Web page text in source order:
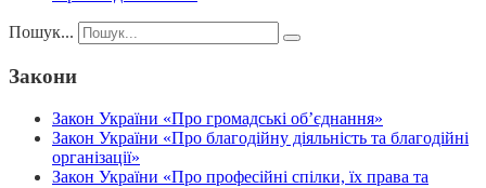
Пошук...
Закони
Закон України «Про громадські об’єднання»
Закон України «Про благодійну діяльність та благодійні
організації»
Закон України «Про професійні спілки, їх права та